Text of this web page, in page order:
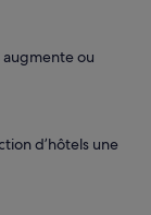
augmente ou
d’hôtels une